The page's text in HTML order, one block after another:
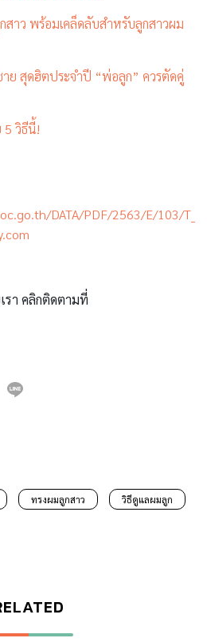
าว พร้อมเคล็ดลับสำหรับลูกสาวผม
ย สุดฮิตประจำปี “พ่อลูก” ควรตัดคู่
วิธีนี้!
DATA/PDF/2563/E/103/T_
รา คลิกติดตามที่
ทรงผมลูกสาว วิธีดูแลผมลูก